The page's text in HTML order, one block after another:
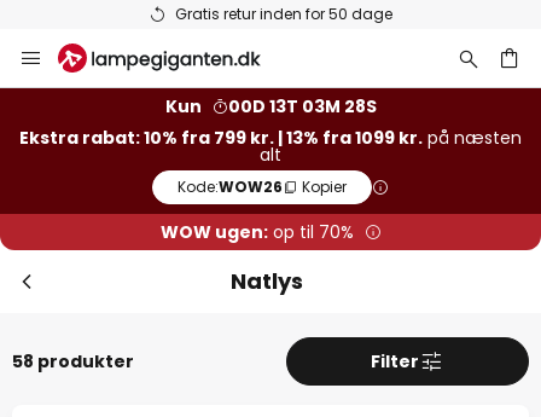
Lagervarer sendes hurtigt
to
Kun
00D 13T 03M 26S
Ekstra rabat: 10% fra 799 kr. | 13% fra 1099 kr. på næsten
alt
Kode:WOW26 Kopier
WOW ugen:op til 70%
Natlys
58 produkter Filter